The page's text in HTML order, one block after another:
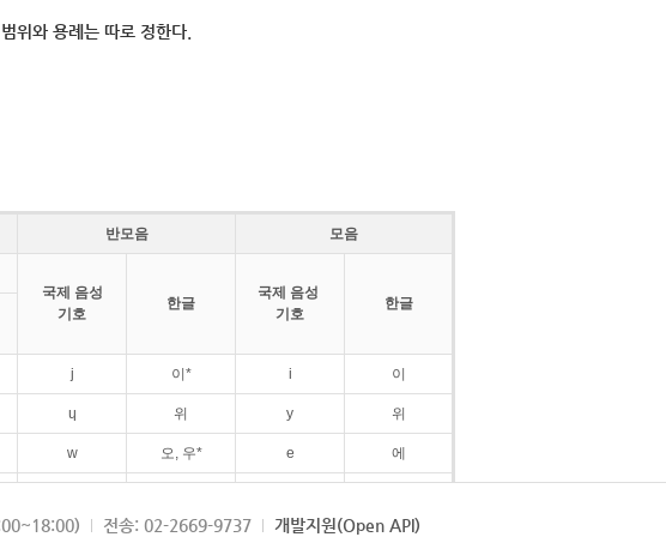
위와 용례는 따로 정한다.
반모음 모음
국제 음성
기호
한글
국제 음성
기호
한글
j 이* i 이
ɥ 위 y 위
w 오, 우* e 에
ɛ 에
전송: 02-2669-9737 개발지원(Open API)